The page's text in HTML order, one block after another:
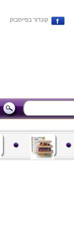
קונדור בפייסבוק